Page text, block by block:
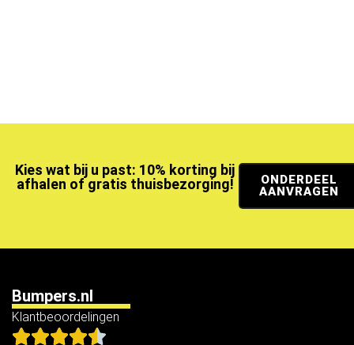
Kies wat bij u past: 10% korting bij
afhalen of gratis thuisbezorging!
ONDERDEEL
AANVRAGEN
Bumpers.nl
Klantbeoordelingen